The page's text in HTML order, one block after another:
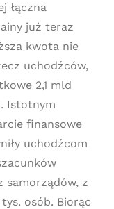
łączna
już teraz
kwota nie
uchodźców,
2,1 mld
Istotnym
finansowe
uchodźcom
samorządów, z
osób. Biorąc